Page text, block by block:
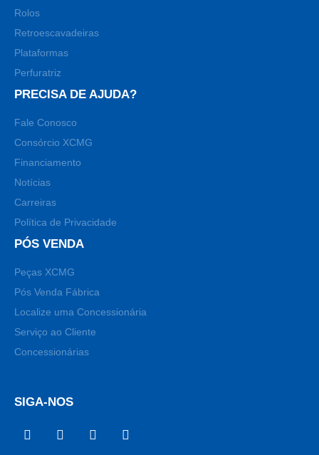
Rolos
Retroescavadeiras
Plataformas
Perfuratriz
PRECISA DE AJUDA?
Fale Conosco
Consórcio XCMG
Financiamento
Notícias
Carreiras
Política de Privacidade
PÓS VENDA
Peças XCMG
Pós Venda Fábrica
Localize uma Concessionária
Serviço ao Cliente
Concessionárias
SIGA-NOS